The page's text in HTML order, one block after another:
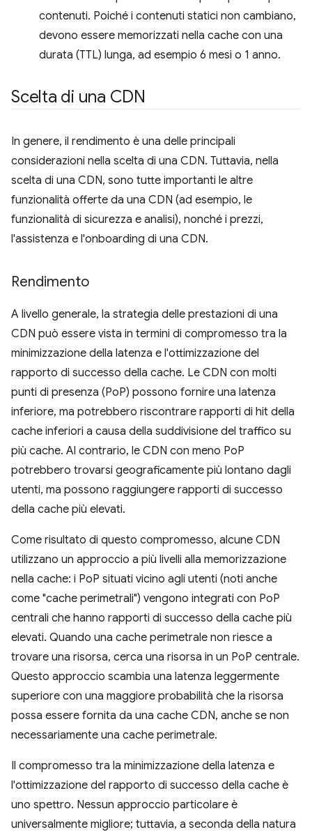
contenuti. Poiché i contenuti statici non cambiano,
devono essere memorizzati nella cache con una
durata (TTL) lunga, ad esempio 6 mesi o 1 anno.
Scelta di una CDN
In genere, il rendimento è una delle principali
considerazioni nella scelta di una CDN. Tuttavia, nella
scelta di una CDN, sono tutte importanti le altre
funzionalità offerte da una CDN (ad esempio, le
funzionalità di sicurezza e analisi), nonché i prezzi,
l'assistenza e l'onboarding di una CDN.
Rendimento
A livello generale, la strategia delle prestazioni di una
CDN può essere vista in termini di compromesso tra la
minimizzazione della latenza e l'ottimizzazione del
rapporto di successo della cache. Le CDN con molti
punti di presenza (PoP) possono fornire una latenza
inferiore, ma potrebbero riscontrare rapporti di hit della
cache inferiori a causa della suddivisione del traffico su
più cache. Al contrario, le CDN con meno PoP
potrebbero trovarsi geograficamente più lontano dagli
utenti, ma possono raggiungere rapporti di successo
della cache più elevati.
Come risultato di questo compromesso, alcune CDN
utilizzano un approccio a più livelli alla memorizzazione
nella cache: i PoP situati vicino agli utenti (noti anche
come "cache perimetrali") vengono integrati con PoP
centrali che hanno rapporti di successo della cache più
elevati. Quando una cache perimetrale non riesce a
trovare una risorsa, cerca una risorsa in un PoP centrale.
Questo approccio scambia una latenza leggermente
superiore con una maggiore probabilità che la risorsa
possa essere fornita da una cache CDN, anche se non
necessariamente una cache perimetrale.
Il compromesso tra la minimizzazione della latenza e
l'ottimizzazione del rapporto di successo della cache è
uno spettro. Nessun approccio particolare è
universalmente migliore; tuttavia, a seconda della natura